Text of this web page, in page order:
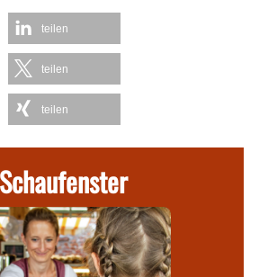
teilen
teilen
teilen
Schaufenster